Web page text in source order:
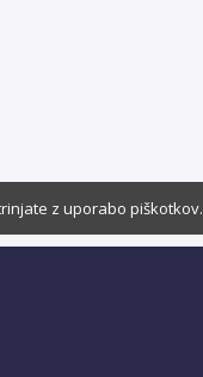
z uporabo piškotkov.